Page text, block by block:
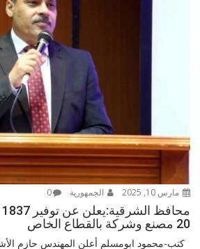
مارس 10, 2025 الجمهورية 0
20 مصنع وشركة بالقطاع الخاص
كتب-محمود ابومسلم أعلن المهندس حازم